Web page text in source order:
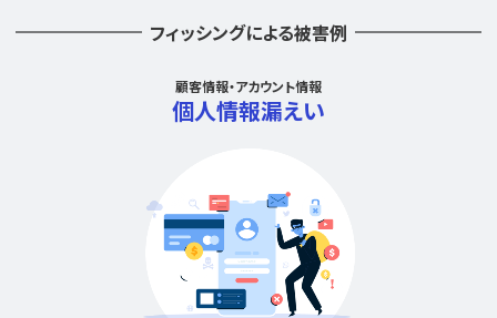
フィッシングによる被害例
顧客情報・アカウント情報
個人情報漏えい